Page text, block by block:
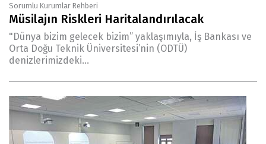
Sorumlu Kurumlar Rehberi
Müsilajın Riskleri Haritalandırılacak
"Dünya bizim gelecek bizim” yaklaşımıyla, İş Bankası ve
Orta Doğu Teknik Üniversitesi’nin (ODTÜ)
denizlerimizdeki...